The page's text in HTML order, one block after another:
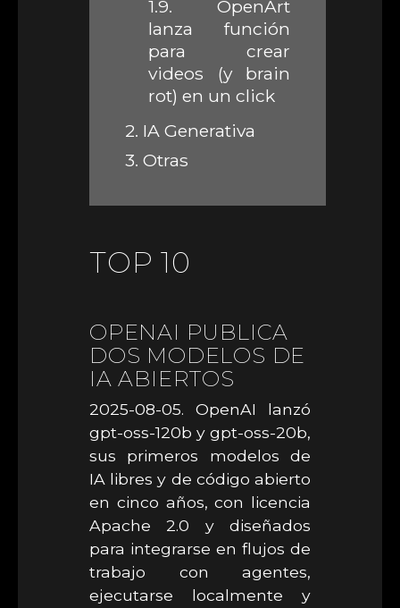
1.9. OpenArt
lanza función
para crear
videos (y brain
rot) en un click
2. IA Generativa
3. Otras
TOP 10
OPENAI PUBLICA
DOS MODELOS DE
IA ABIERTOS
2025-08-05. OpenAI lanzó
gpt-oss-120b y gpt-oss-20b,
sus primeros modelos de
IA libres y de código abierto
en cinco años, con licencia
Apache 2.0 y diseñados
para integrarse en flujos de
trabajo con agentes,
ejecutarse localmente y